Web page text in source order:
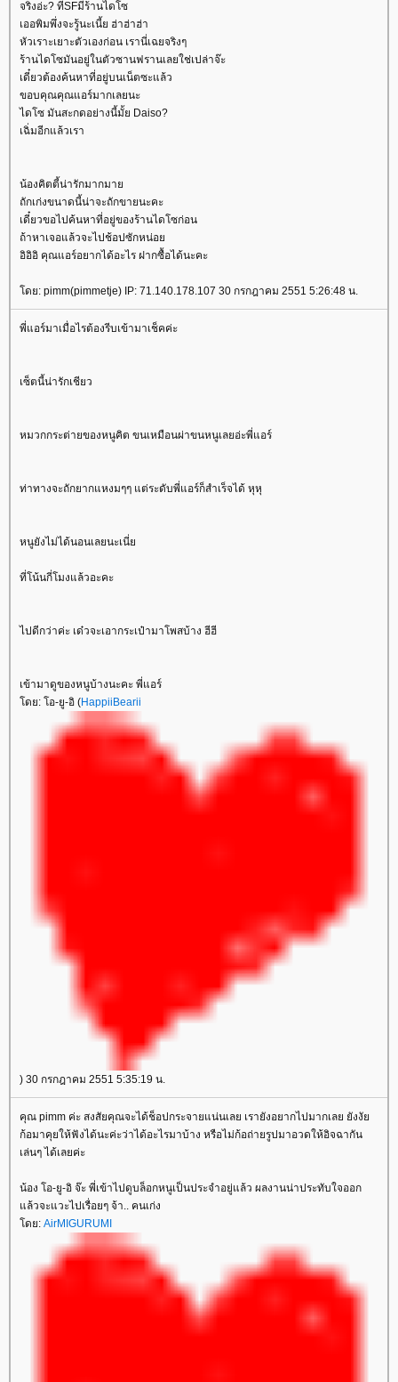
จริงอ่ะ? ที่SFมีร้านไดโซ
เออพิมพึ่งจะรู้นะเนี้ย ฮ่าฮ่าฮ่า
หัวเราะเยาะตัวเองก่อน เรานี่เฉยจริงๆ
ร้านไดโซมันอยู่ในตัวซานฟรานเลยใช่เปล่าจ๊ะ
เดี๋ยวต้องค้นหาที่อยู่บนเน็ตซะแล้ว
ขอบคุณคุณแอร์มากเลยนะ
ไดโซ มันสะกดอย่างนี้มั้ย Daiso?
เฉิ่มอีกแล้วเรา
น้องคิตตี้น่ารักมากมา
ถักเก่งขนาดนี้น่าจะถักขายนะคะ
เดี๋ยวขอไปค้นหาที่อยู่ของร้านไดโซก่อน
ถ้าหาเจอแล้วจะไปช้อปซักหน่อ
อิอิอิ คุณแอร์อยากได้อะไร ฝากซื้อได้นะคะ
ดย: pimm(pimmetje) IP: 71.140.178.107 30 กรกฎาคม 2551 5:26:48 น.
พี่แอร์มาเมื่อไรต้องรีบเข้ามาเช็คค่ะ
เซ็ตนี้น่ารักเชียว
หมวกกระต่ายของหนูคิต ขนเหมือนผ่าขนหนูเลยอ่ะพี่แอร์
ท่าทางจะถักยากแหงมๆๆ แต่ระดับพี่แอร์ก็สำเร็จได้ หุหุ
หนูยังไม่ได้นอนเลยนะเนี่
ที่โน้นกี่โมงแล้วอะคะ
ไปดีกว่าค่ะ เด๋วจะเอากระเป๋ามาโพสบ้าง ฮีฮี
เข้ามาดูของหนูบ้างนะคะ พี่แอร์
ดย: โอ-ยู-อิ (HappiiBearii
) 30 กรกฎาคม 2551 5:35:19 น.
คุณ pimm ค่ะ สงสัยคุณจะได้ช็อปกระจายแน่นเลย เรายังอยากไปมากเลย ยังงั
ก้อมาคุยให้ฟังได้นะค่ะว่าได้อะไรมาบ้าง หรือไม่ก้อถ่ายรูปมาอวดให้อิจฉากัน
เล่นๆ ได้เลยค่ะ
น้อง โอ-ยู-อิ จ๊ะ พี่เข้าไปดูบล็อกหนูเป็นประจำอยู่แล้ว ผลงานน่าประทับใจออก
ล้วจะแวะไปเรื่อยๆ จ้า.. คนเก่ง
ดย: AirMIGURUMI